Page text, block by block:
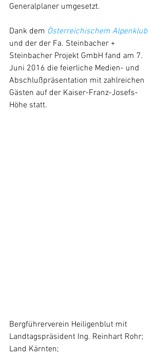
Generalplaner umgesetzt.
Dank dem Österreichischem Alpenklub
und der der Fa. Steinbacher +
Steinbacher Projekt GmbH fand am 7.
Juni 2016 die feierliche Medien- und
Abschlußpräsentation mit zahlreichen
Gästen auf der Kaiser-Franz-Josefs-
Höhe statt.
Bergführerverein Heiligenblut mit
Landtagspräsident Ing. Reinhart Rohr;
Land Kärnten;